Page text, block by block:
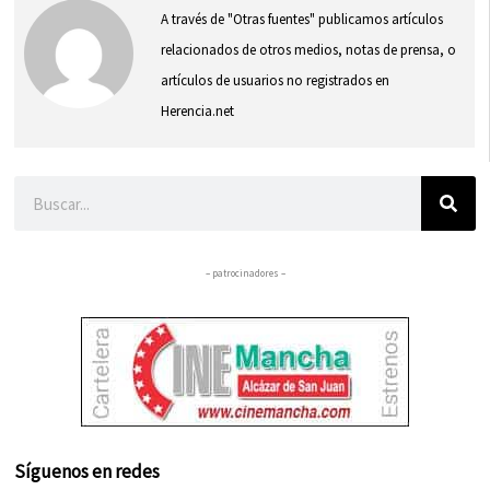
A través de "Otras fuentes" publicamos artículos
relacionados de otros medios, notas de prensa, o
artículos de usuarios no registrados en
Herencia.net
– patrocinadores –
Síguenos en redes